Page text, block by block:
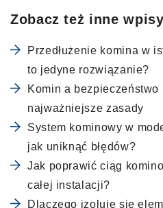
Zobacz też inne wpisy
Przedłużenie komina w
to jedyne rozwiązanie?
Komin a bezpieczeństwo
najważniejsze zasady
System kominowy w
jak uniknąć błędów?
Jak poprawić ciąg
całej instalacji?
Dlaczego izoluje się